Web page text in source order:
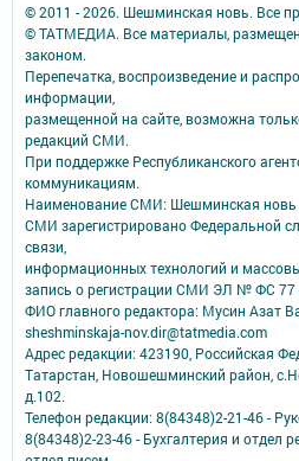
© 2011 - 2026. Шешминская новь. Все
© ТАТМЕДИА. Все материалы,
законом.
Перепечатка, воспроизведение и
информации,
размещенной на сайте, возможна
редакций СМИ.
При поддержке Республиканского
коммуникациям.
Наименование СМИ: Шешминская новь
СМИ зарегистрировано Федеральной
связи,
информационных технологий и
запись о регистрации СМИ ЭЛ № ФС 77
ФИО главного редактора: Мусин Азат
sheshminskaja-nov.dir@tatmedia.com
Адрес редакции: 423190, Российская
Татарстан, Новошешминский район,
д.102.
Телефон редакции: 8(84348)2-21-46 -
8(84348)2-23-46 - Бухгалтерия и отдел